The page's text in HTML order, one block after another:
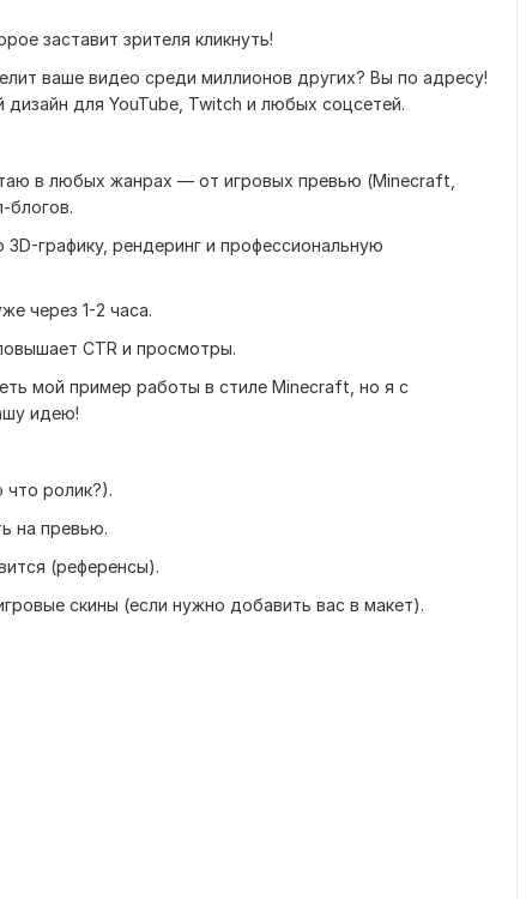
заставит зрителя кликнуть!
ваше видео среди миллионов других? Вы по адресу!
для YouTube, Twitch и любых соцсетей.
в любых жанрах — от игровых превью (Minecraft,
блогов.
графику, рендеринг и профессиональную
через 1-2 часа.
CTR и просмотры.
мой пример работы в стиле Minecraft, но я с
идею!
что ролик?).
на превью.
(референсы).
скины (если нужно добавить вас в макет).